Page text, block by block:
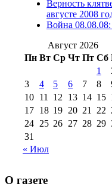
августа
2017 г(9)
2016 г(12) №99
августа 2012 г
августа 2013 г
Верность
августе 2008
Война 08.08.08:
Август 2026
Пн Вт Ср Чт Пт Сб
1
3
4 5 6 7 8
10 11 12 13 14 15
17 18 19 20 21 22
24 25 26 27 28 29
31
« Июл
О газете